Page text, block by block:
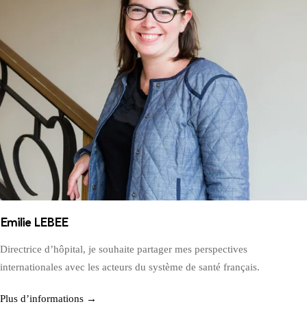
Emilie LEBEE
Directrice d’hôpital, je souhaite partager mes perspectives
internationales avec les acteurs du système de santé français.
Plus d’informations →